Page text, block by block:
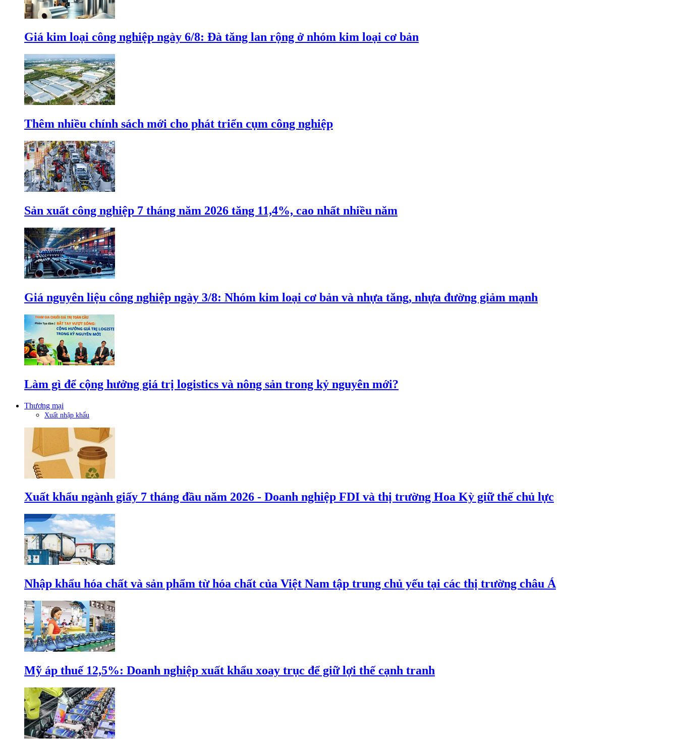
Giá kim loại công nghiệp ngày 6/8: Đà tăng lan rộng ở nhóm kim loại cơ bản
Thêm nhiều chính sách mới cho phát triển cụm công nghiệp
Sản xuất công nghiệp 7 tháng năm 2026 tăng 11,4%, cao nhất nhiều năm
Giá nguyên liệu công nghiệp ngày 3/8: Nhóm kim loại cơ bản và nhựa tăng, nhựa đường giảm mạnh
Làm gì để cộng hưởng giá trị logistics và nông sản trong kỷ nguyên mới?
Thương mại
Xuất nhập khẩu
Xuất khẩu ngành giấy 7 tháng đầu năm 2026 - Doanh nghiệp FDI và thị trường Hoa Kỳ giữ thế chủ lực
Nhập khẩu hóa chất và sản phẩm từ hóa chất của Việt Nam tập trung chủ yếu tại các thị trường châu Á
Mỹ áp thuế 12,5%: Doanh nghiệp xuất khẩu xoay trục để giữ lợi thế cạnh tranh